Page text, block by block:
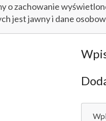
o zachowanie
jest jawny i dane